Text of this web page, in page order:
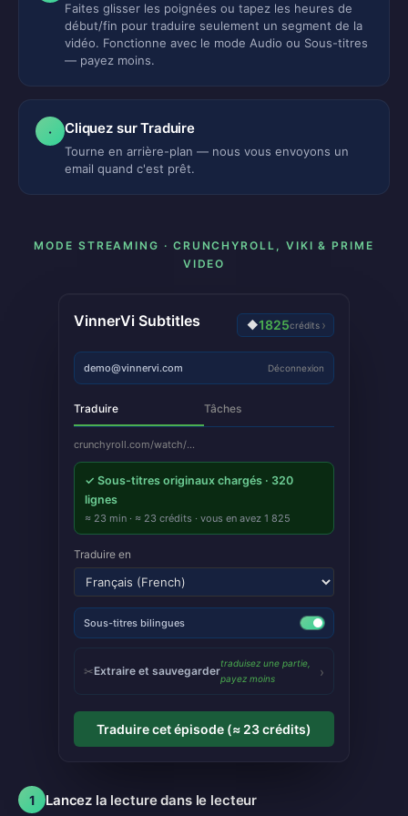
Faites glisser les poignées ou tapez les heures de
début/fin pour traduire seulement un segment de la
vidéo. Fonctionne avec le mode Audio ou Sous-titres
— payez moins.
· Cliquez sur Traduire
Tourne en arrière-plan — nous vous envoyons un
email quand c'est prêt.
MODE STREAMING · CRUNCHYROLL, VIKI & PRIME
VIDEO
VinnerVi Subtitles ◆1825crédits ›
demo@vinnervi.com Déconnexion
Traduire Tâches
crunchyroll.com/watch/…
✓ Sous-titres originaux chargés · 320
lignes
≈ 23 min · ≈ 23 crédits · vous en avez 1 825
Traduire en
Sous-titres bilingues
✂Extraire et sauvegarder
traduisez une partie,
payez moins
›
Traduire cet épisode (≈ 23 crédits)
1 Lancez la lecture dans le lecteur